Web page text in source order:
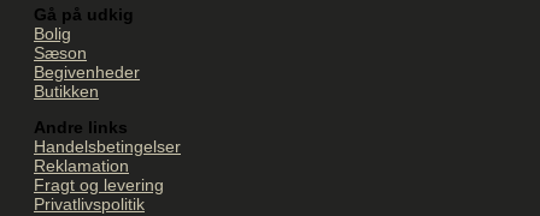
Gå på udkig
Bolig
Sæson
Begivenheder
Butikken
Andre links
Handelsbetingelser
Reklamation
Fragt og levering
Privatlivspolitik